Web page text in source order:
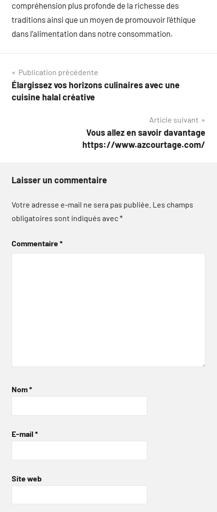
compréhension plus profonde de la richesse des
traditions ainsi que un moyen de promouvoir l’éthique
dans l’alimentation dans notre consommation.
Navigation
de
Publication précédente
Élargissez vos horizons culinaires avec une
cuisine halal créative
Article suivant
Vous allez en savoir davantage
https://www.azcourtage.com/
Laisser un commentaire
Votre adresse e-mail ne sera pas publiée. Les champs
obligatoires sont indiqués avec*
Commentaire*
Nom*
E-mail *
Site web